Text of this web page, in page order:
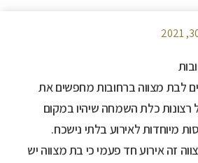
לבת מצווה ברחובות מחפשים את
רצונות כלת השמחה שיהיו במקום
מיוחדות לאירוע בלתי נישכח.
זה אירוע חד פעמי כי בת מצווה יש